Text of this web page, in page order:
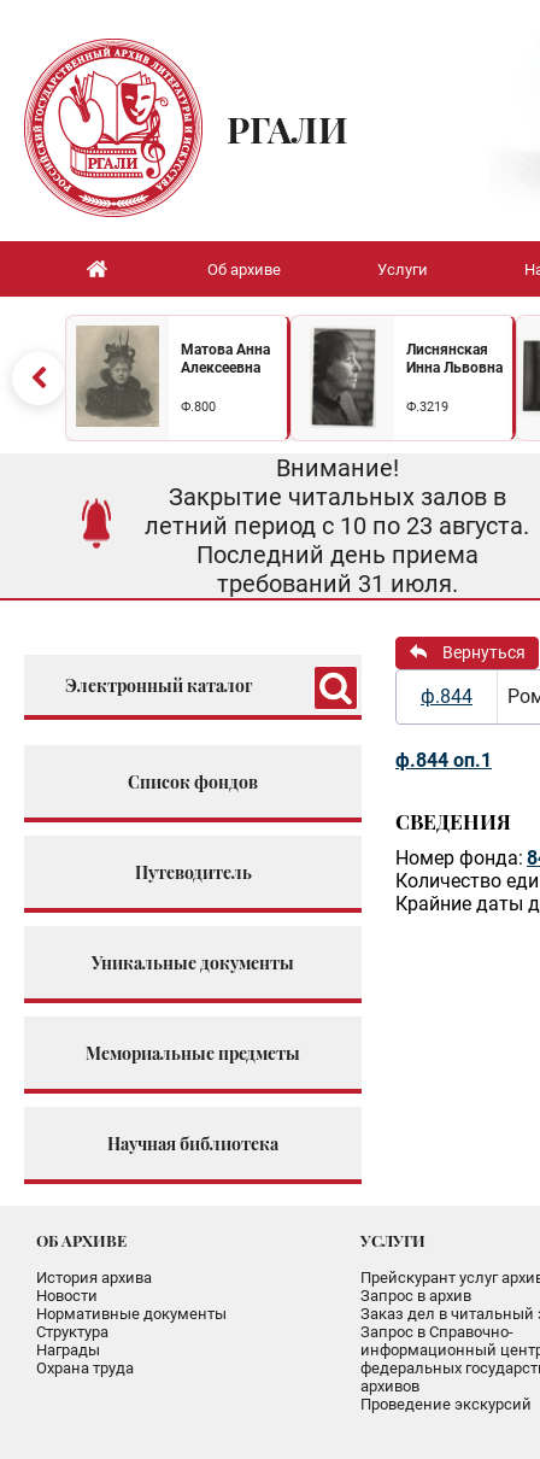
РГАЛИ
Об архиве Услуги
Матова Анна
Алексеевна
Ф.800
Лиснянская
Инна Львовна
Ф.3219
Внимание!
Закрытие читальных залов в
летний период с 10 по 23 августа.
Последний день приема
требований 31 июля.
Электронный каталог
Список фондов
Путеводитель
Уникальные документы
Мемориальные предметы
Научная библиотека
Вернуться
ф.844
ф.844 оп.1
СВЕДЕНИЯ
Номер фонда:
Количество
Крайние даты
ОБ АРХИВЕ
История архива
Новости
Нормативные документы
Структура
Награды
Охрана труда
УСЛУГИ
Прейскурант услуг
Запрос в архив
Заказ дел в читальный
Запрос в Справочно-
информационный
федеральных
архивов
Проведение экскурсий